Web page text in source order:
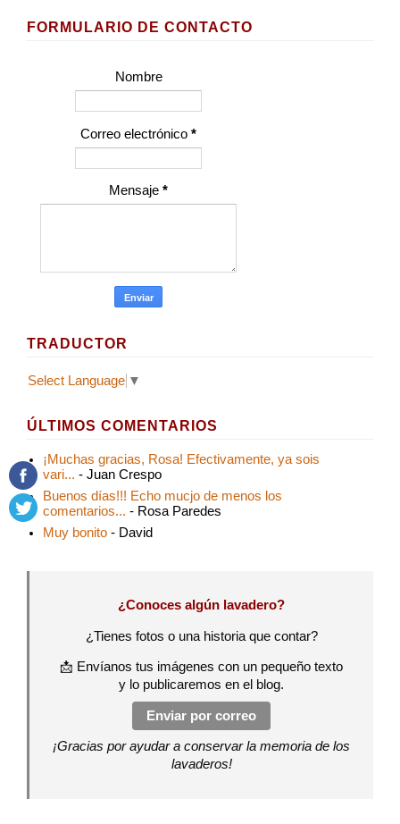
FORMULARIO DE CONTACTO
Nombre
Correo electrónico *
Mensaje *
TRADUCTOR
Select Language ▼
ÚLTIMOS COMENTARIOS
¡Muchas gracias, Rosa! Efectivamente, ya sois
vari... - Juan Crespo
Buenos días!!! Echo mucjo de menos los
comentarios... - Rosa Paredes
Muy bonito - David
¿Conoces algún lavadero?
¿Tienes fotos o una historia que contar?
📩 Envíanos tus imágenes con un pequeño texto
y lo publicaremos en el blog.
Enviar por correo
¡Gracias por ayudar a conservar la memoria de los
lavaderos!